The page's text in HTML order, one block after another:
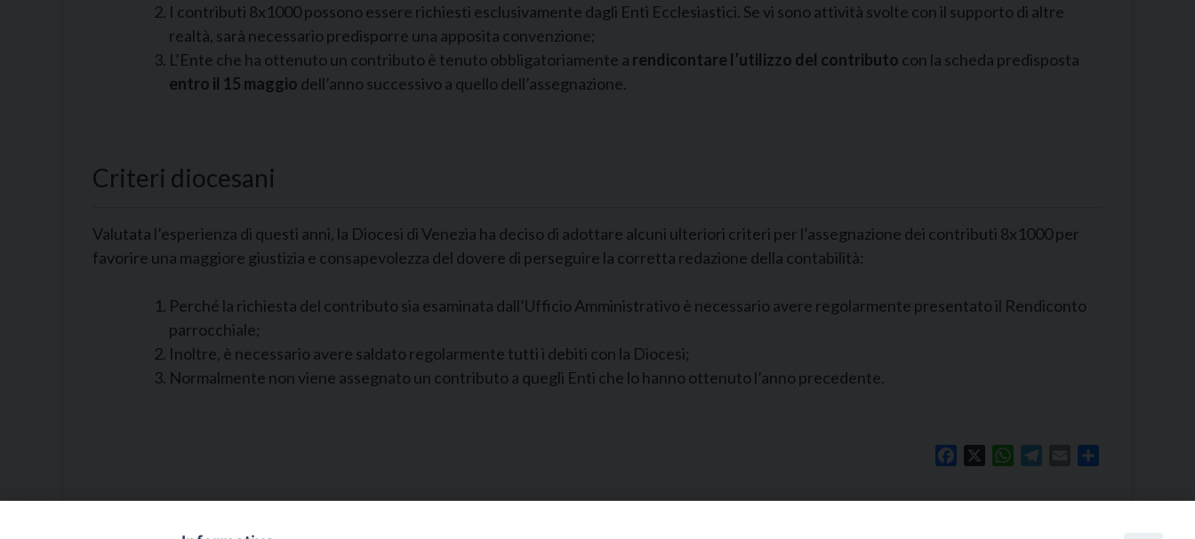
I contributi 8x1000 possono essere richiesti esclusivamente dagli Enti Ecclesiastici. Se vi sono attività svolte con il supporto di altre
realtà, sarà necessario predisporre una apposita convenzione;
L’Ente che ha ottenuto un contributo è tenuto obbligatoriamente a rendicontare l’utilizzo del contributo con la scheda predisposta
entro il 15 maggio dell’anno successivo a quello dell’assegnazione.
Criteri diocesani
Valutata l’esperienza di questi anni, la Diocesi di Venezia ha deciso di adottare alcuni ulteriori criteri per l’assegnazione dei contributi 8x1000 per
favorire una maggiore giustizia e consapevolezza del dovere di perseguire la corretta redazione della contabilità:
Perché la richiesta del contributo sia esaminata dall’Ufficio Amministrativo è necessario avere regolarmente presentato il Rendiconto
parrocchiale;
Inoltre, è necessario avere saldato regolarmente tutti i debiti con la Diocesi;
Normalmente non viene assegnato un contributo a quegli Enti che lo hanno ottenuto l’anno precedente.
Facebook WhatsAppTelegram
Email